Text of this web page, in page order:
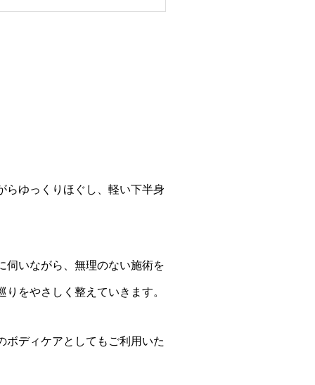
らゆっくりほぐし、軽い下半身
伺いながら、無理のない施術を
をやさしく整えていきます。
ボディケアとしてもご利用いた